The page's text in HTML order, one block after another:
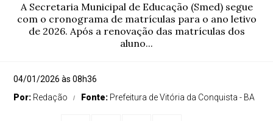
A Secretaria Municipal de Educação (Smed) segue
com o cronograma de matrículas para o ano letivo
de 2026. Após a renovação das matrículas dos
aluno...
04/01/2026 às 08h36
Por: Redação Fonte: Prefeitura de Vitória da Conquista - BA